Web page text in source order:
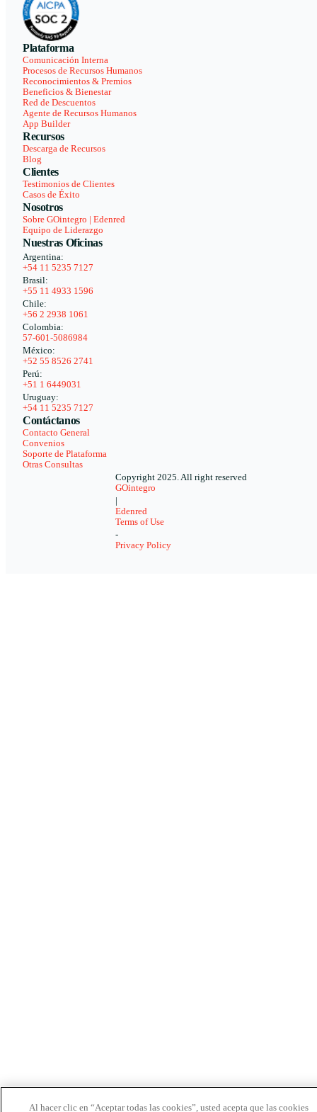
Plataforma
Comunicación Interna
Procesos de Recursos Humanos
Reconocimientos & Premios
Beneficios & Bienestar
Red de Descuentos
Agente de Recursos Humanos
App Builder
Recursos
Descarga de Recursos
Blog
Clientes
Testimonios de Clientes
Casos de Éxito
Nosotros
Sobre GOintegro | Edenred
Equipo de Liderazgo
Nuestras Oficinas
Argentina:
+54 11 5235 7127
Brasil:
+55 11 4933 1596
Chile:
+56 2 2938 1061
Colombia:
57-601-5086984
México:
+52 55 8526 2741
Perú:
+51 1 6449031
Uruguay:
+54 11 5235 7127
Contáctanos
Contacto General
Convenios
Soporte de Plataforma
Otras Consultas
Copyright 2025. All right reserved
GOintegro
Edenred
Terms of Use
-
Privacy Policy
Al hacer clic en “Aceptar todas las cookies”, usted acepta que las cookies